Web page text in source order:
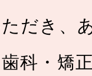
だき、
科・矯